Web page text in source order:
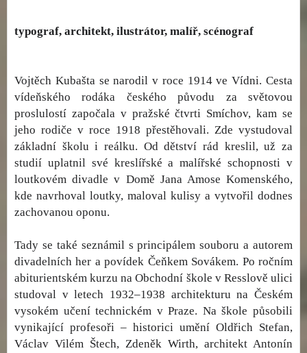
typograf, architekt, ilustrátor, malíř, scénograf
Vojtěch Kubašta se narodil v roce 1914 ve Vídni. Cesta
vídeňského rodáka českého původu za světovou
proslulostí započala v pražské čtvrti Smíchov, kam se
jeho rodiče v roce 1918 přestěhovali. Zde vystudoval
základní školu i reálku. Od dětství rád kreslil, už za
studií uplatnil své kreslířské a malířské schopnosti v
loutkovém divadle v Domě Jana Amose Komenského,
kde navrhoval loutky, maloval kulisy a vytvořil dodnes
zachovanou oponu.
Tady se také seznámil s principálem souboru a autorem
divadelních her a povídek Čeňkem Sovákem. Po ročním
abiturientském kurzu na Obchodní škole v Resslově ulici
studoval v letech 1932–1938 architekturu na Českém
vysokém učení technickém v Praze. Na škole působili
vynikající profesoři – historici umění Oldřich Stefan,
Václav Vilém Štech, Zdeněk Wirth, architekt Antonín